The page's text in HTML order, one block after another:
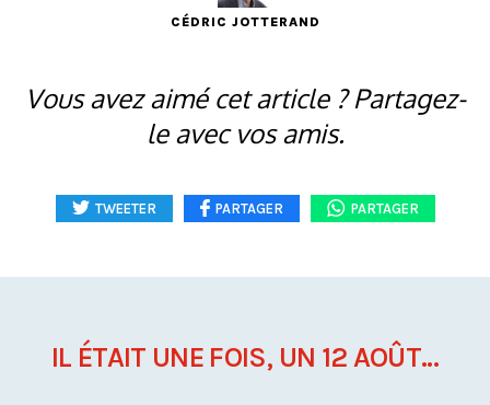
CÉDRIC JOTTERAND
Vous avez aimé cet article ? Partagez-
le avec vos amis.
TWEETER PARTAGER PARTAGER
IL ÉTAIT UNE FOIS, UN 12 AOÛT...